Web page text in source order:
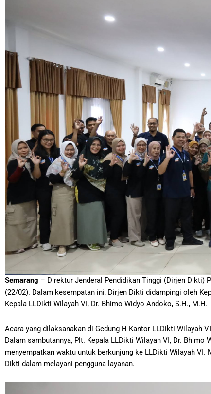
Semarang – Direktur Jenderal Pendidikan Tinggi (Dirjen Dikti)
(22/02). Dalam kesempatan ini, Dirjen Dikti didampingi oleh
Kepala LLDikti Wilayah VI, Dr. Bhimo Widyo Andoko, S.H., M.H.
Acara yang dilaksanakan di Gedung H Kantor LLDikti Wilayah
Dalam sambutannya, Plt. Kepala LLDikti Wilayah VI, Dr.
menyempatkan waktu untuk berkunjung ke LLDikti Wilayah
Dikti dalam melayani pengguna layanan.